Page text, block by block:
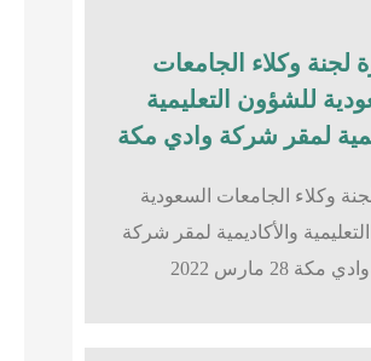
لجنة وكلاء الجامعات
للشؤون التعليمية
لمقر شركة وادي مكة
وكلاء الجامعات السعودية
والأكاديمية لمقر شركة